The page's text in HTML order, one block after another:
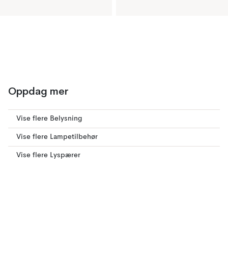
Oppdag mer
Vise flere Belysning
Vise flere Lampetilbehør
Vise flere Lyspærer